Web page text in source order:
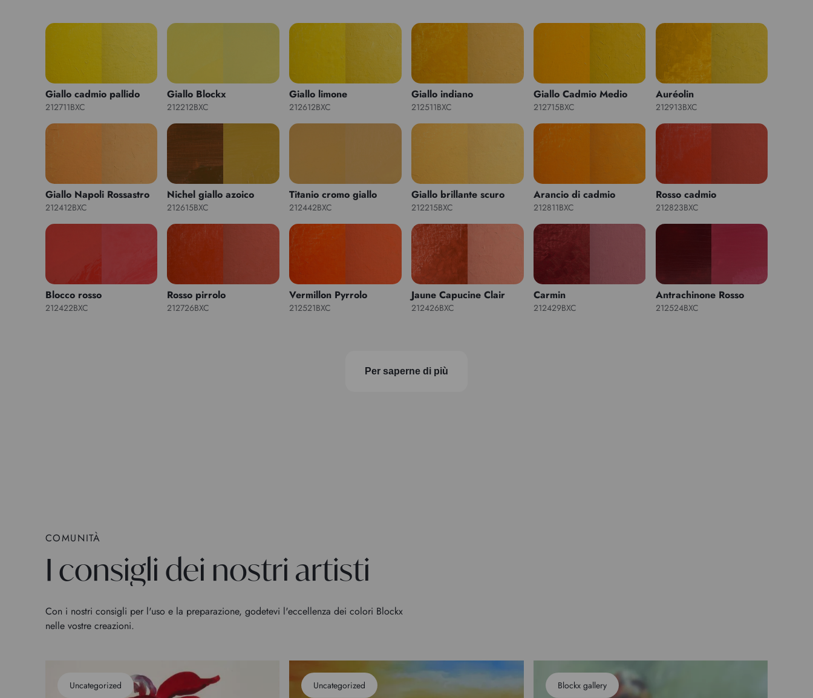
Giallo cadmio pallido
212711BXC
Giallo Blockx
212212BXC
Giallo limone
212612BXC
Giallo indiano
212511BXC
Giallo Cadmio Medio
212715BXC
Auréolin
212913BXC
Giallo Napoli Rossastro
212412BXC
Nichel giallo azoico
212615BXC
Titanio cromo giallo
212442BXC
Giallo brillante scuro
212215BXC
Arancio di cadmio
212811BXC
Rosso cadmio
212823BXC
Blocco rosso
212422BXC
Rosso pirrolo
212726BXC
Vermillon Pyrrolo
212521BXC
Jaune Capucine Clair
212426BXC
Carmin
212429BXC
Antrachinone Rosso
212524BXC
Per saperne di più
COMUNITÀ
I consigli dei nostri artisti
Con i nostri consigli per l'uso e la preparazione, godetevi l'eccellenza dei colori Blockx
nelle vostre creazioni.
Uncategorized Uncategorized Blockx gallery